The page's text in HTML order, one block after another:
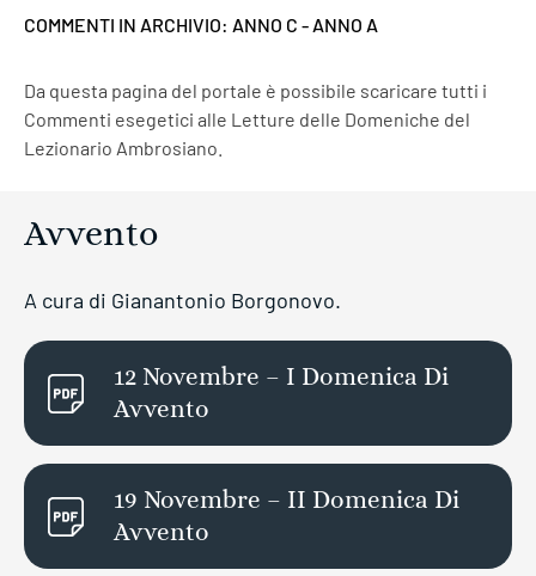
COMMENTI IN ARCHIVIO: ANNO C - ANNO A
Da questa pagina del portale è possibile scaricare tutti i
Commenti esegetici alle Letture delle Domeniche del
Lezionario Ambrosiano.
Avvento
A cura di Gianantonio Borgonovo.
12 Novembre – I Domenica Di
Avvento
19 Novembre – II Domenica Di
Avvento